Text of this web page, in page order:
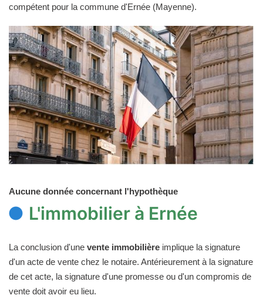
compétent pour la commune d'Ernée (Mayenne).
Aucune donnée concernant l'hypothèque
L'immobilier à Ernée
La conclusion d'une vente immobilière implique la signature
d'un acte de vente chez le notaire. Antérieurement à la signature
de cet acte, la signature d'une promesse ou d'un compromis de
vente doit avoir eu lieu.